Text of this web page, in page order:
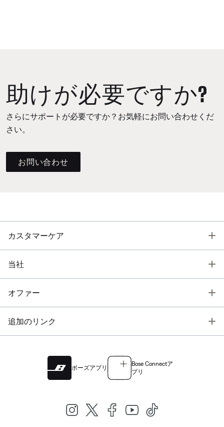
助けが必要ですか?
さらにサポートが必要ですか？お気軽にお問い合わせくだ
さい。
お問い合わせ
カスタマーケア
当社
オファー
追加のリンク
ボーズアプリ
Bose Connectア
プリ